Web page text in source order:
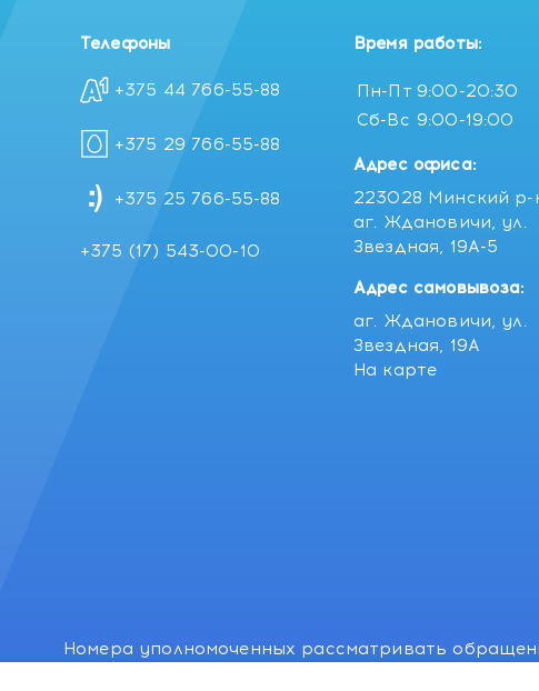
Телефоны
+375 44 766-55-88
+375 29 766-55-88
+375 25 766-55-88
+375 (17) 543-00-10
Время работы:
Пн-Пт 9:00-20:30
Сб-Вс 9:00-19:00
Адрес офиса:
223028 Минский р-
аг. Ждановичи, ул.
Звездная, 19А-5
Адрес самовывоза:
аг. Ждановичи, ул.
Звездная, 19А
На карте
Номера уполномоченных рассматривать